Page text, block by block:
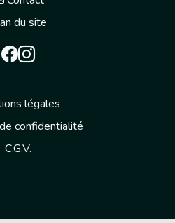
du site
légales
confidentialité
C.G.V.